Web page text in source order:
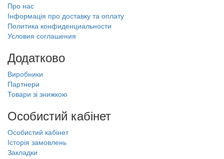
Про нас
Інформація про доставку та оплату
Политика конфиденциальности
Условия соглашения
Додатково
Виробники
Партнери
Товари зі знижкою
Особистий кабінет
Особистий кабінет
Історія замовлень
Закладки